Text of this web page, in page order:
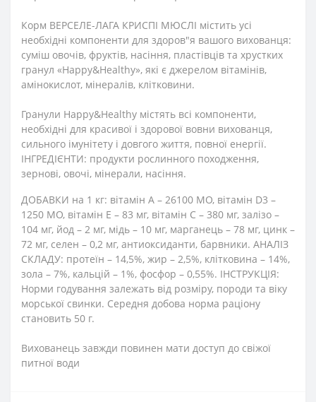
Корм ВЕРСЕЛЕ-ЛАГА КРИСПІ МЮСЛІ містить усі
необхідні компоненти для здоров"я вашого вихованця:
суміш овочів, фруктів, насіння, пластівців та хрустких
гранул «Happy&Healthy», які є джерелом вітамінів,
амінокислот, мінералів, клітковини.
Гранули Happy&Healthy містять всі компоненти,
необхідні для красивої і здорової вовни вихованця,
сильного імунітету і довгого життя, повної енергії.
ІНГРЕДІЄНТИ: продукти рослинного походження,
зернові, овочі, мінерали, насіння.
ДОБАВКИ на 1 кг: вітамін А – 26100 МО, вітамін D3 –
1250 МО, вітамін Е – 83 мг, вітамін С – 380 мг, залізо –
104 мг, йод – 2 мг, мідь – 10 мг, марганець – 78 мг, цинк –
72 мг, селен – 0,2 мг, антиоксиданти, барвники. АНАЛІЗ
СКЛАДУ: протеїн – 14,5%, жир – 2,5%, клітковина – 14%,
зола – 7%, кальцій – 1%, фосфор – 0,55%. ІНСТРУКЦІЯ:
Норми годування залежать від розміру, породи та віку
морської свинки. Середня добова норма раціону
становить 50 г.
Вихованець завжди повинен мати доступ до свіжої
питної води